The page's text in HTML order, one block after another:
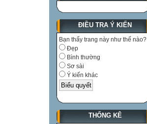
ĐIỀU TRA Ý KIẾN
Bạn thấy trang này như thế nào?
Đẹp
Bình thường
Sơ sài
Ý kiến khác
THỐNG KÊ